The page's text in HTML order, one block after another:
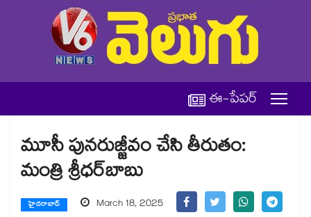
ఈ-పేపర్
మూసీ పునరుజ్జీవం చేసి తీరుతం:
మంత్రి శ్రీధర్​బాబు
హైదరాబాద్ March 18, 2025